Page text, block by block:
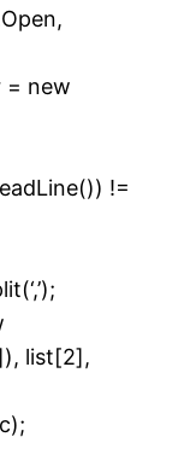
new
!=
list[2],